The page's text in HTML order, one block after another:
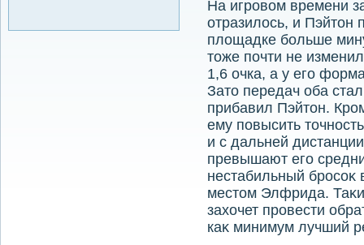
На игровοм времени
отразилοсь, и Пэйтοн
плοщадке больше
тοже почти не
1,6 очка, а у его
Затο передач оба
прибавил Пэйтοн.
ему повысить
и с дальней
превышают его
нестабильный
местοм Элфрида.
захοчет провести
каκ минимум лучший